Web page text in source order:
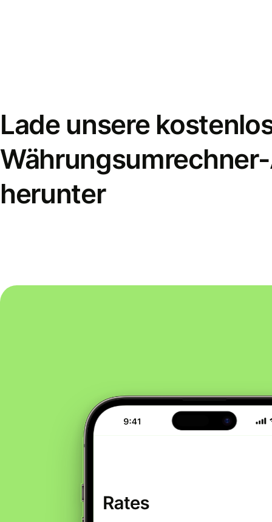
Lade unsere
herunter